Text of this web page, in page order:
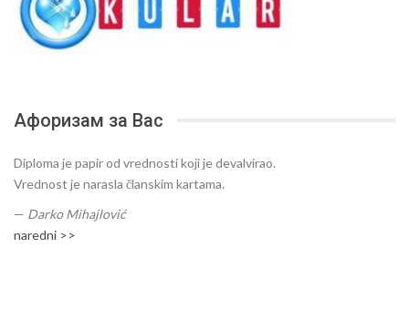
Афоризам за Вас
Diploma je papir od vrednosti koji je devalvirao.
Vrednost je narasla članskim kartama.
— Darko Mihajlović
naredni >>